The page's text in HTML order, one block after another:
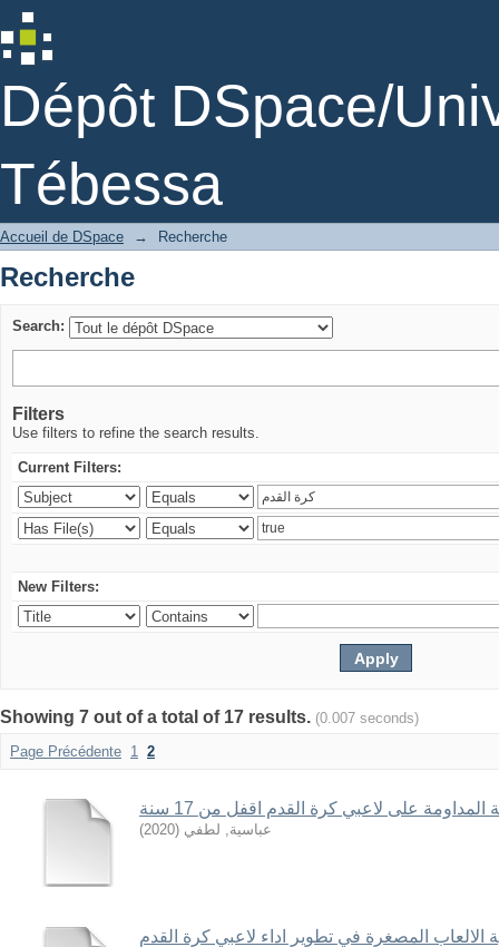
Dépôt DSpace/
Tébessa
Recherche
Accueil de DSpace → Recherche
Recherche
Search:
Filters
Use filters to refine the search results.
Current Filters:
New Filters:
Showing 7 out of a total of 17 results. (0.007 seconds)
Page Précédente 1 2
على لاعبي كرة القدم اقفل من 17 سنة
عباسية, لطفي (
2020
)
الالعاب المصغرة في تطوير اداء لاعبي كرة القدم